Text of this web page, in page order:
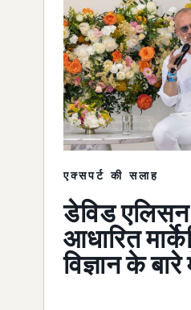
एक्सपर्ट की सलाह
डेविड
आधारित
विज्ञान के